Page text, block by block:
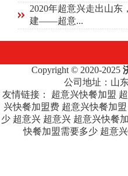
2020年超意兴走出山东
建——超意...
Copyright © 2020-2025
公司地址：山
友情链接： 超意兴快餐加盟
兴快餐加盟费 超意兴快餐加盟
少 超意兴 超意兴 超意兴快餐
快餐加盟需要多少 超意